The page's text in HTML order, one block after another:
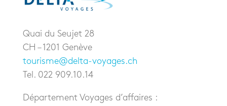
Quai du Seujet 28
CH – 1201 Genève
tourisme@delta-voyages.ch
Tel. 022 909.10.14
Département Voyages d’affaires :